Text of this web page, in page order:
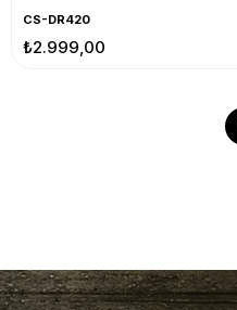
CS-DR420
₺2.999,00